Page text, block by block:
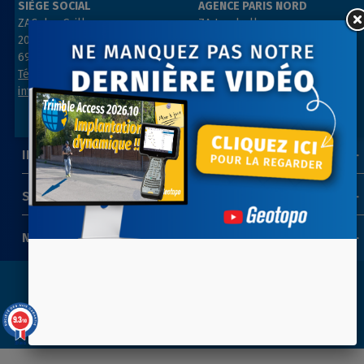
SIÈGE SOCIAL
ZAC des Grillons
208, rue de l’Ancienne Distillerie
69400 GLEIZÉ
Tél : 04 74 69 94 00
info@geotopo.fr
AGENCE PARIS NORD
ZA Les belles vues
91290 ARPAJON
Tél : 01 64 55 11 80
contact@geotopo.fr
SUIVEZ-NOUS
INFORMATIONS
NEWSLETTER
9.3/10
39 avis